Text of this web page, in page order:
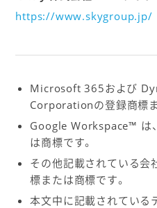
https://www.skygroup.jp/
Microsoft 365および
Corporationの登録商標
Google Workspace™ は
は商標です。
その他記載されている会
標または商標です。
本文中に記載されている